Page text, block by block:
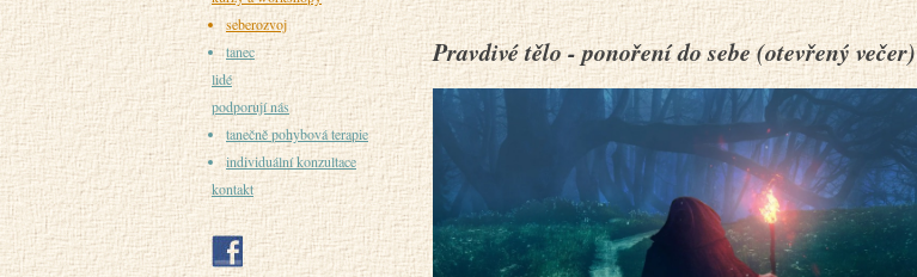
seberozvoj
tanec
lidé
podporují nás
tanečně pohybová terapie
individuální konzultace
kontakt
Pravdivé tělo - ponoření do sebe (otevřený večer)